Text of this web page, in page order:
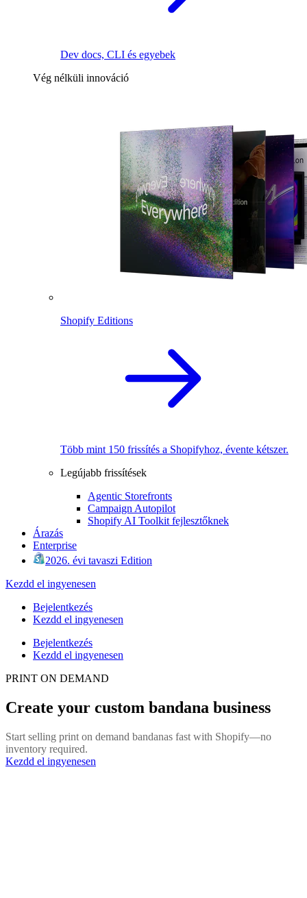
Dev docs, CLI és egyebek
Vég nélküli innováció
Shopify Editions
Több mint 150 frissítés a Shopifyhoz, évente kétszer.
Legújabb frissítések
Agentic Storefronts
Campaign Autopilot
Shopify AI Toolkit fejlesztőknek
Árazás
Enterprise
2026. évi tavaszi Edition
Kezdd el ingyenesen
Bejelentkezés
Kezdd el ingyenesen
Bejelentkezés
Kezdd el ingyenesen
PRINT ON DEMAND
Create your custom bandana business
Start selling print on demand bandanas fast with Shopify—no
inventory required.
Kezdd el ingyenesen